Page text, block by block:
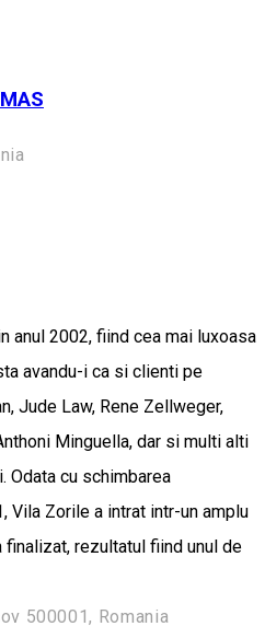
anul 2002, fiind cea mai luxoasa
avandu-i ca si clienti pe
Jude Law, Rene Zellweger,
Minguella, dar si multi alti
Odata cu schimbarea
Vila Zorile a intrat intr-un amplu
rezultatul fiind unul de
500001, Romania